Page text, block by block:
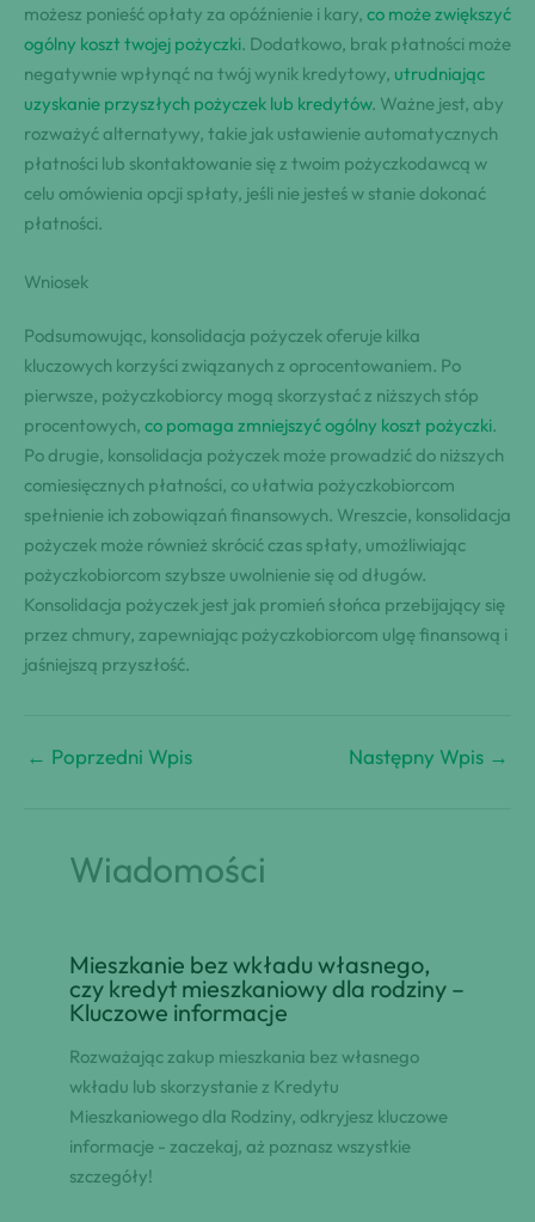
możesz ponieść opłaty za opóźnienie i kary, co może zwiększyć
ogólny koszt twojej pożyczki. Dodatkowo, brak płatności może
negatywnie wpłynąć na twój wynik kredytowy, utrudniając
uzyskanie przyszłych pożyczek lub kredytów. Ważne jest, aby
rozważyć alternatywy, takie jak ustawienie automatycznych
płatności lub skontaktowanie się z twoim pożyczkodawcą w
celu omówienia opcji spłaty, jeśli nie jesteś w stanie dokonać
płatności.
Wniosek
Podsumowując, konsolidacja pożyczek oferuje kilka
kluczowych korzyści związanych z oprocentowaniem. Po
pierwsze, pożyczkobiorcy mogą skorzystać z niższych stóp
procentowych, co pomaga zmniejszyć ogólny koszt pożyczki.
Po drugie, konsolidacja pożyczek może prowadzić do niższych
comiesięcznych płatności, co ułatwia pożyczkobiorcom
spełnienie ich zobowiązań finansowych. Wreszcie, konsolidacja
pożyczek może również skrócić czas spłaty, umożliwiając
pożyczkobiorcom szybsze uwolnienie się od długów.
Konsolidacja pożyczek jest jak promień słońca przebijający się
przez chmury, zapewniając pożyczkobiorcom ulgę finansową i
jaśniejszą przyszłość.
← Poprzedni Wpis Następny Wpis →
Wiadomości
Mieszkanie bez wkładu własnego,
czy kredyt mieszkaniowy dla rodziny –
Kluczowe informacje
Rozważając zakup mieszkania bez własnego
wkładu lub skorzystanie z Kredytu
Mieszkaniowego dla Rodziny, odkryjesz kluczowe
informacje - zaczekaj, aż poznasz wszystkie
szczegóły!